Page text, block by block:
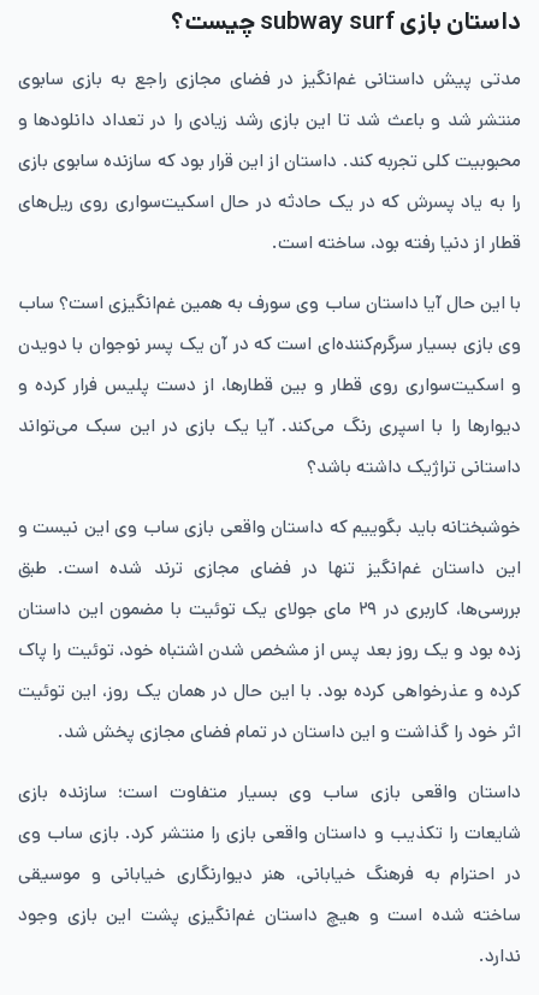
داستان بازی subway surf چیست؟
مدتی پیش داستانی غم‌انگیز در فضای مجازی راجع به بازی سابوی
منتشر شد و باعث شد تا این بازی رشد زیادی را در تعداد دانلودها و
محبوبیت کلی تجربه کند. داستان از این قرار بود که سازنده سابوی بازی
را به یاد پسرش که در یک حادثه در حال اسکیت‌سواری روی ریل‌های
قطار از دنیا رفته بود، ساخته است.
با این حال آیا داستان ساب وی سورف به همین غم‌انگیزی است؟ ساب
وی بازی بسیار سرگرم‌کننده‌ای است که در آن یک پسر نوجوان با دویدن
و اسکیت‌سواری روی قطار و بین قطارها،‌ از دست پلیس فرار کرده و
دیوارها را با اسپری رنگ می‌کند. آیا یک بازی در این سبک می‌تواند
داستانی تراژیک داشته باشد؟
خوشبختانه باید بگوییم که داستان واقعی بازی ساب وی این نیست و
این داستان غم‌انگیز تنها در فضای مجازی ترند شده است. طبق
بررسی‌ها، کاربری در ۲۹ مای جولای یک توئیت با مضمون این داستان
زده بود و یک روز بعد پس از مشخص شدن اشتباه خود، توئیت را پاک
کرده و عذرخواهی کرده بود. با این حال در همان یک روز، این توئیت
اثر خود را گذاشت و این داستان در تمام فضای مجازی پخش شد.
داستان واقعی بازی ساب وی بسیار متفاوت است؛ سازنده بازی
شایعات را تکذیب و داستان واقعی بازی را منتشر کرد. بازی ساب وی
در احترام به فرهنگ خیابانی، هنر دیوارنگاری خیابانی و موسیقی
ساخته شده است و هیچ داستان غم‌انگیزی پشت این بازی وجود
ندارد.